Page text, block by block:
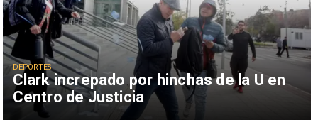
Clark increpado por hinchas de la U en
Centro de Justicia
DEPORTES